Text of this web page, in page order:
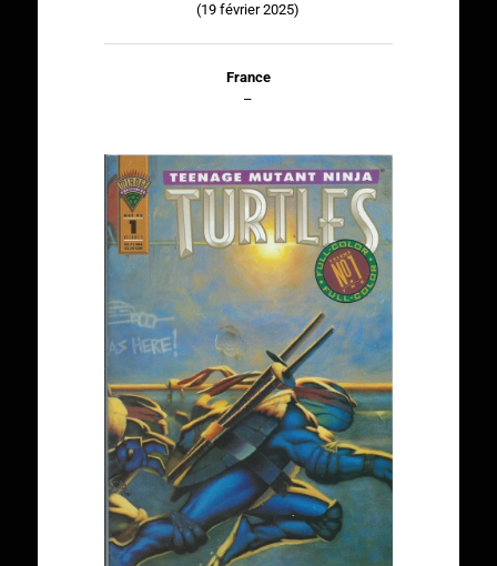
(19 février 2025)
France
–